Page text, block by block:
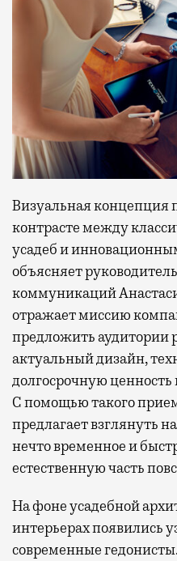
Визуальная концепция
контрасте между
усадеб и
объясняет
коммуникаций
отражает миссию
предложить аудитории
актуальный дизайн,
долгосрочную ценность
С помощью такого
предлагает взглянуть
нечто временное и
естественную часть
На фоне усадебной
интерьерах появились
современные